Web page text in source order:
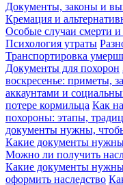
Документы, законы и
Кремация и
Особые случаи смерти и
Психология утраты
Транспортировка
Документы для похорон
воскресенье: приметы,
аккаунтами и
потере кормильца Как
похороны: этапы,
документы нужны,
Какие документы нужны
Можно ли получить
Какие документы
оформить наследство